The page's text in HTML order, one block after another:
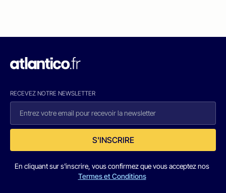
RECEVEZ NOTRE NEWSLETTER
S'INSCRIRE
En cliquant sur s'inscrire, vous confirmez que vous acceptez nos
Termes et Conditions